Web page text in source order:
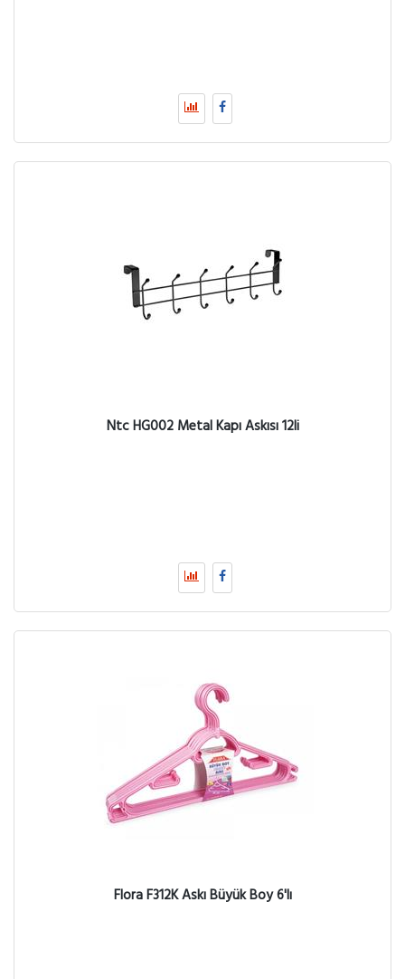
Ntc HG002 Metal Kapı Askısı 12li
Flora F312K Askı Büyük Boy 6'lı